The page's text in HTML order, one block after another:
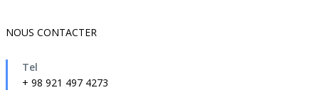
NOUS CONTACTER
Tel
+ 98 921 497 4273